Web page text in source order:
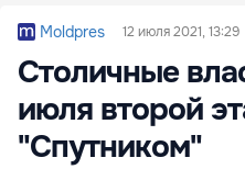
Moldpres 12 июля 2021, 13:29
Столичные
июля второй
"Спутником"